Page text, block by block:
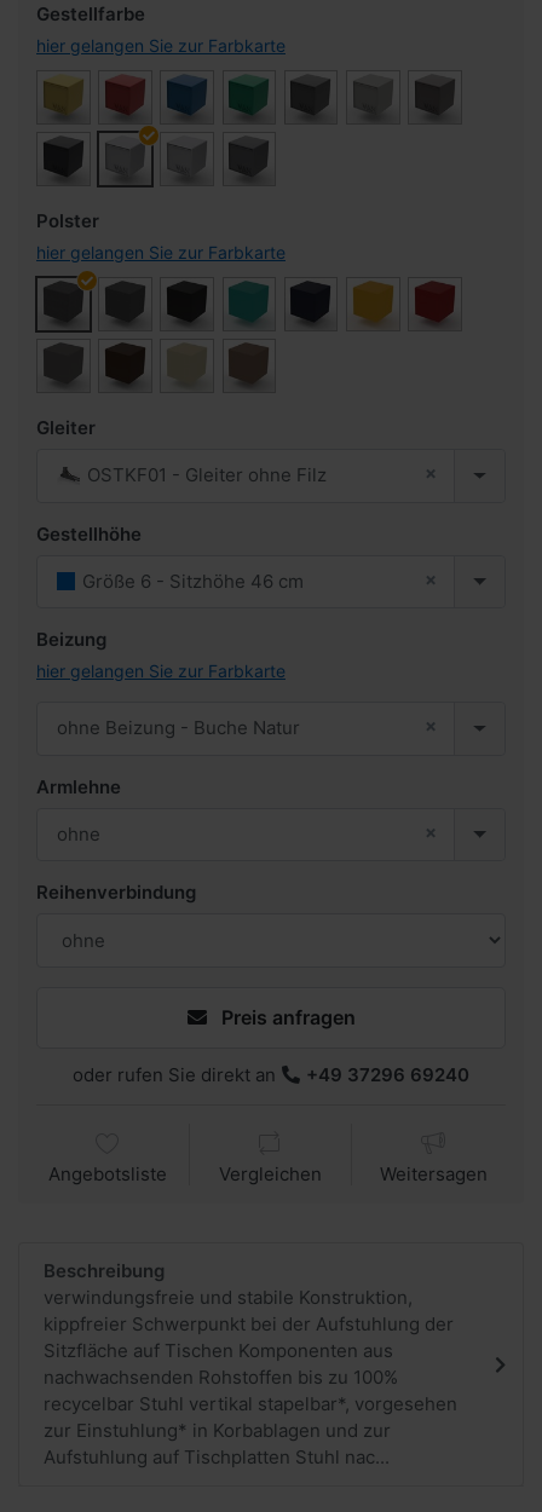
Gestellfarbe
hier gelangen Sie zur Farbkarte
Polster
hier gelangen Sie zur Farbkarte
Gleiter
×
OSTKF01 - Gleiter ohne Filz
Gestellhöhe
×
Größe 6 - Sitzhöhe 46 cm
Beizung
hier gelangen Sie zur Farbkarte
×
ohne Beizung - Buche Natur
Armlehne
×
ohne
Reihenverbindung
Preis anfragen
oder rufen Sie direkt an +49 37296 69240
Angebotsliste Vergleichen Weitersagen
Beschreibung
verwindungsfreie und stabile Konstruktion,
kippfreier Schwerpunkt bei der Aufstuhlung der
Sitzfläche auf Tischen Komponenten aus
nachwachsenden Rohstoffen bis zu 100%
recycelbar Stuhl vertikal stapelbar*, vorgesehen
zur Einstuhlung* in Korbablagen und zur
Aufstuhlung auf Tischplatten Stuhl nac...